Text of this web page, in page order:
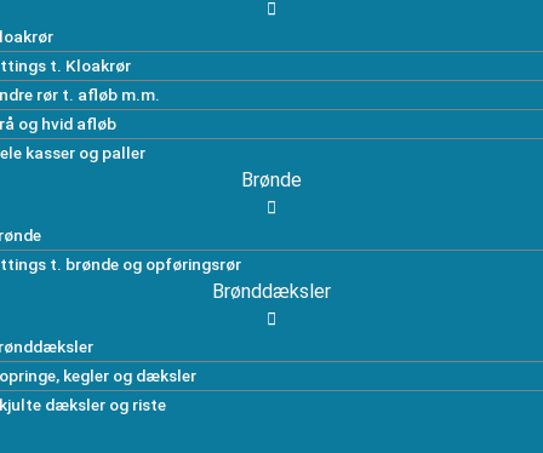
t. Kloakrør
rør t. afløb m.m.
og hvid afløb
kasser og paller
Brønde
t. brønde og opføringsrør
Brønddæksler
kegler og dæksler
dæksler og riste